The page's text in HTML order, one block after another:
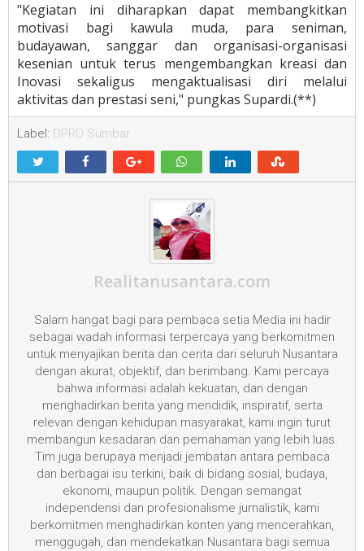
"Kegiatan ini diharapkan dapat membangkitkan
motivasi bagi kawula muda, para seniman,
budayawan, sanggar dan organisasi-organisasi
kesenian untuk terus mengembangkan kreasi dan
Inovasi sekaligus mengaktualisasi diri melalui
aktivitas dan prestasi seni," pungkas Supardi.(**)
Label: DPRD Sumbar
Realitanusantara.com
Salam hangat bagi para pembaca setia Media ini hadir
sebagai wadah informasi terpercaya yang berkomitmen
untuk menyajikan berita dan cerita dari seluruh Nusantara
dengan akurat, objektif, dan berimbang. Kami percaya
bahwa informasi adalah kekuatan, dan dengan
menghadirkan berita yang mendidik, inspiratif, serta
relevan dengan kehidupan masyarakat, kami ingin turut
membangun kesadaran dan pemahaman yang lebih luas.
Tim juga berupaya menjadi jembatan antara pembaca
dan berbagai isu terkini, baik di bidang sosial, budaya,
ekonomi, maupun politik. Dengan semangat
independensi dan profesionalisme jurnalistik, kami
berkomitmen menghadirkan konten yang mencerahkan,
menggugah, dan mendekatkan Nusantara bagi semua